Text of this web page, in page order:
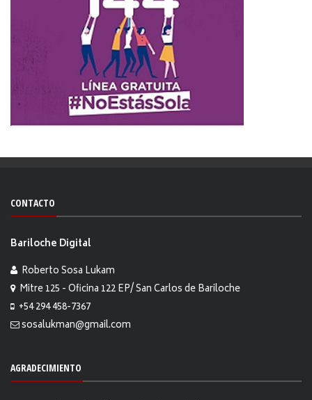
CONTACTO
Bariloche Digital
Roberto Sosa Lukam
Mitre 125 - Oficina 122 EP/ San Carlos de Bariloche
+54 294 458-7367
sosalukman@gmail.com
AGRADECIMIENTO